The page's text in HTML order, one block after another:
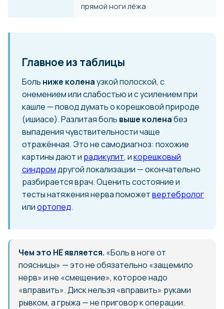
прямой ноги лёжа
Главное из таблицы
Боль ниже коленаузкой полоской, с
онемением или слабостью и с усилением при
кашле — повод думать о корешковой природе
(ишиасе). Разлитая боль выше коленабез
выпадения чувствительности чаще
отражённая. Это не самодиагноз: похожие
картины дают и радикулит, икорешковый
синдромдругой локализации — окончательно
разбирается врач. Оценить состояние и
тесты натяжения нерва поможетвертебролог
илиортопед.
Чем это НЕ является. «Боль в ноге от
поясницы» — это не обязательно «защемило
нерв» и не «смещение», которое надо
«вправить». Диск нельзя «вправить» руками
рывком, а грыжа — не приговор к операции.